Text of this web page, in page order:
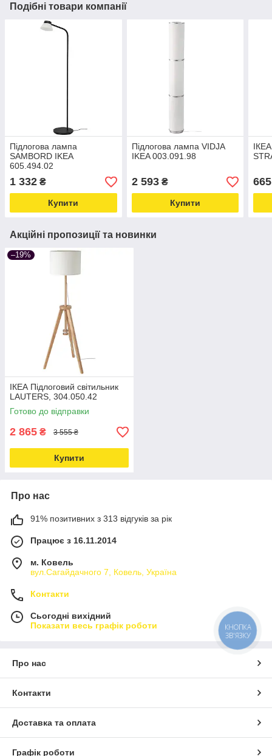
Подібні товари компанії
Підлогова лампа
SAMBORD IKEA
605.494.02
1 332 ₴
Купити
Підлогова лампа VIDJA
IKEA 003.091.98
2 593₴
Купити
665
Акційні пропозиції та новинки
–19%
ІКЕА Підлоговий світильник
LAUTERS, 304.050.42
Готово до відправки
2 865 ₴ 3 555 ₴
Купити
Про нас
91% позитивних з 313 відгуків за рік
Працює з 16.11.2014
м. Ковель
вул.Сагайдачного 7, Ковель, Україна
Контакти
Сьогодні вихідний
Показати весь графік роботи
Про нас
Контакти
Доставка та оплата
Графік роботи
КНОПКА
ЗВ'ЯЗКУ